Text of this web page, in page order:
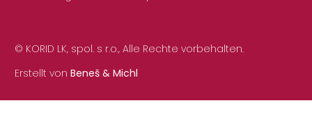
© KORID LK, spol. s r.o., Alle Rechte vorbehalten.
Erstellt von Beneš & Michl